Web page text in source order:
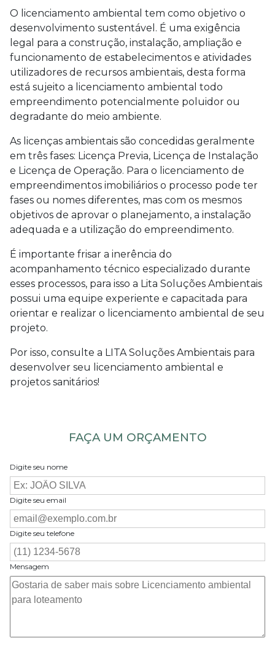
O licenciamento ambiental tem como objetivo o
desenvolvimento sustentável. É uma exigência
legal para a construção, instalação, ampliação e
funcionamento de estabelecimentos e atividades
utilizadores de recursos ambientais, desta forma
está sujeito a licenciamento ambiental todo
empreendimento potencialmente poluidor ou
degradante do meio ambiente.
As licenças ambientais são concedidas geralmente
em três fases: Licença Previa, Licença de Instalação
e Licença de Operação. Para o licenciamento de
empreendimentos imobiliários o processo pode ter
fases ou nomes diferentes, mas com os mesmos
objetivos de aprovar o planejamento, a instalação
adequada e a utilização do empreendimento.
É importante frisar a inerência do
acompanhamento técnico especializado durante
esses processos, para isso a Lita Soluções Ambientais
possui uma equipe experiente e capacitada para
orientar e realizar o licenciamento ambiental de seu
projeto.
Por isso, consulte a LITA Soluções Ambientais para
desenvolver seu licenciamento ambiental e
projetos sanitários!
FAÇA UM ORÇAMENTO
Digite seu nome
Digite seu email
Digite seu telefone
Mensagem